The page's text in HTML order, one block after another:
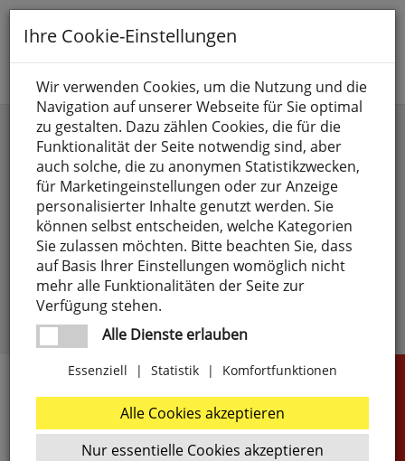
Toggle
Suche nach
Anmelden
angemeldet bleiben
Passwort vergessen?
anmelden
Noch kein Kunde?Jetzt registrieren >
Ihre Cookie-Einstellungen
Wir verwenden Cookies, um die Nutzung und die
Navigation auf unserer Webseite für Sie optimal
zu gestalten. Dazu zählen Cookies, die für die
Funktionalität der Seite notwendig sind, aber
auch solche, die zu anonymen Statistikzwecken,
für Marketingeinstellungen oder zur Anzeige
personalisierter Inhalte genutzt werden. Sie
können selbst entscheiden, welche Kategorien
Sie zulassen möchten. Bitte beachten Sie, dass
auf Basis Ihrer Einstellungen womöglich nicht
mehr alle Funktionalitäten der Seite zur
Verfügung stehen.
Alle Dienste erlauben
Essenziell | Statistik | Komfortfunktionen
Alle Cookies akzeptieren
Nur essentielle Cookies akzeptieren